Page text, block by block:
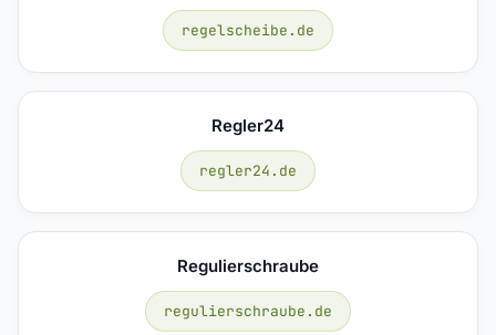
regelscheibe.de
Regler24
regler24.de
Regulierschraube
regulierschraube.de